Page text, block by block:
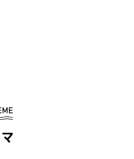
着いた静かな場所に水飲